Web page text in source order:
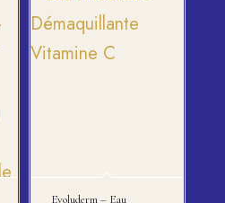
Evoluderm – Eau